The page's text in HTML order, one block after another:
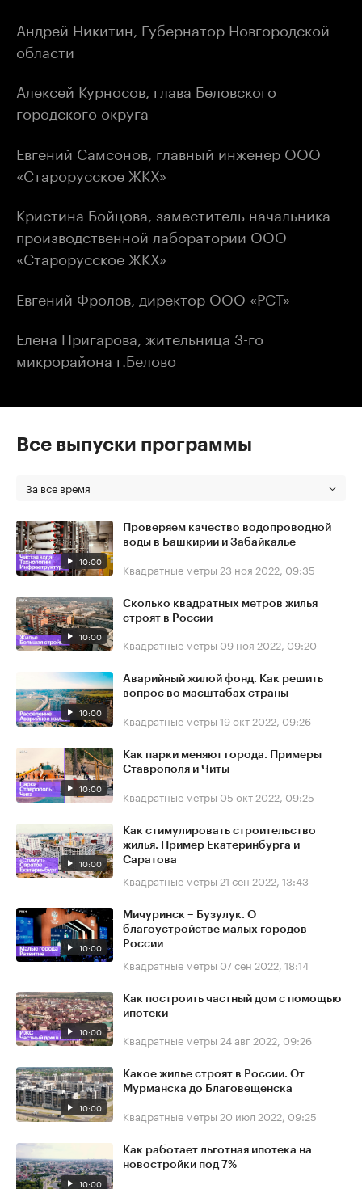
Андрей Никитин, Губернатор Новгородской
области
Алексей Курносов, глава Беловского
городского округа
Евгений Самсонов, главный инженер ООО
«Старорусское ЖКХ»
Кристина Бойцова, заместитель начальника
производственной лаборатории ООО
«Старорусское ЖКХ»
Евгений Фролов, директор ООО «РСТ»
Елена Пригарова, жительница 3-го
микрорайона г.Белово
Все выпуски программы
За все время
10:00
Проверяем качество водопроводной
воды в Башкирии и Забайкалье
Квадратные метры 23 ноя 2022, 09:35
10:00
Сколько квадратных метров жилья
строят в России
Квадратные метры 09 ноя 2022, 09:20
10:00
Аварийный жилой фонд. Как решить
вопрос во масштабах страны
Квадратные метры 19 окт 2022, 09:26
10:00
Как парки меняют города. Примеры
Ставрополя и Читы
Квадратные метры 05 окт 2022, 09:25
10:00
Как стимулировать строительство
жилья. Пример Екатеринбурга и
Саратова
Квадратные метры 21 сен 2022, 13:43
10:00
Мичуринск – Бузулук. О
благоустройстве малых городов
России
Квадратные метры 07 сен 2022, 18:14
10:00
Как построить частный дом с помощью
ипотеки
Квадратные метры 24 авг 2022, 09:26
10:00
Какое жилье строят в России. От
Мурманска до Благовещенска
Квадратные метры 20 июл 2022, 09:25
10:00
Как работает льготная ипотека на
новостройки под 7%